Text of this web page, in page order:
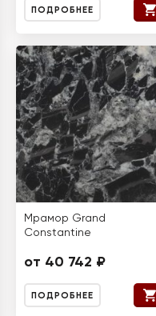
ПОДРОБНЕЕ
Мрамор Grand
Constantine
от 40 742 ₽
ПОДРОБНЕЕ